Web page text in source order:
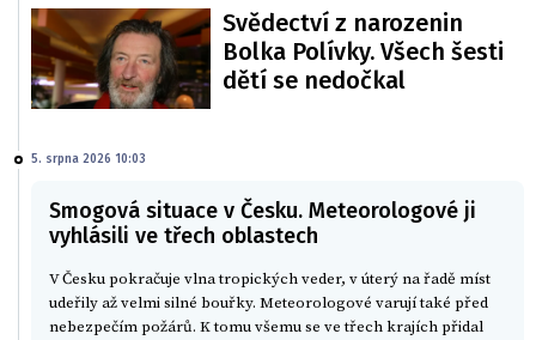
Svědectví z narozenin
Bolka Polívky. Všech šesti
dětí se nedočkal
5. srpna 2026 10:03
Smogová situace v Česku. Meteorologové ji
vyhlásili ve třech oblastech
V Česku pokračuje vlna tropických veder, v úterý na řadě míst
udeřily až velmi silné bouřky. Meteorologové varují také před
nebezpečím požárů. K tomu všemu se ve třech krajích přidal